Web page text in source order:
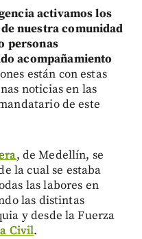
activamos los
nuestra comunidad
personas
acompañamiento
están con estas
noticias en las
de este
, de Medellín, se
la cual se estaba
las labores en
las distintas
y desde la Fuerza
Civil.